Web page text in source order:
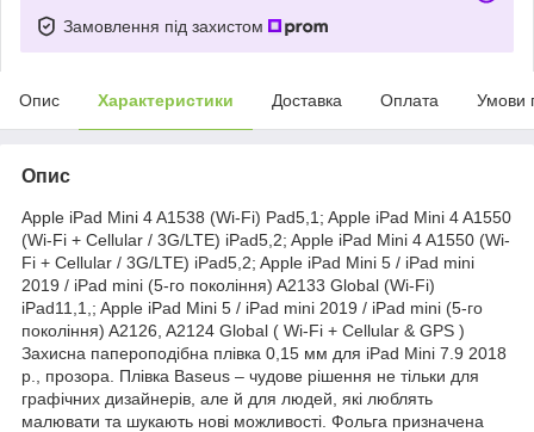
Замовлення під захистом
Опис Характеристики Доставка Оплата Умови
Опис
Apple iPad Mini 4 A1538 (Wi-Fi) Pad5,1; Apple iPad Mini 4 A1550
(Wi-Fi + Cellular / 3G/LTE) iPad5,2; Apple iPad Mini 4 A1550 (Wi-
Fi + Cellular / 3G/LTE) iPad5,2; Apple iPad Mini 5 / iPad mini
2019 / iPad mini (5-го покоління) A2133 Global (Wi-Fi)
iPad11,1,; Apple iPad Mini 5 / iPad mini 2019 / iPad mini (5-го
покоління) A2126, A2124 Global ( Wi-Fi + Cellular & GPS )
Захисна папероподібна плівка 0,15 мм для iPad Mini 7.9 2018
р., прозора. Плівка Baseus – чудове рішення не тільки для
графічних дизайнерів, але й для людей, які люблять
малювати та шукають нові можливості. Фольга призначена